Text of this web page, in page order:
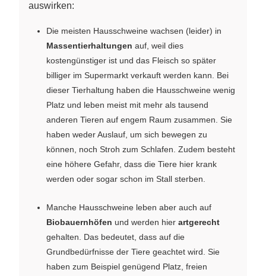
auswirken:
Die meisten Hausschweine wachsen (leider) in
Massentierhaltungen auf, weil dies
kostengünstiger ist und das Fleisch so später
billiger im Supermarkt verkauft werden kann. Bei
dieser Tierhaltung haben die Hausschweine wenig
Platz und leben meist mit mehr als tausend
anderen Tieren auf engem Raum zusammen. Sie
haben weder Auslauf, um sich bewegen zu
können, noch Stroh zum Schlafen. Zudem besteht
eine höhere Gefahr, dass die Tiere hier krank
werden oder sogar schon im Stall sterben.
Manche Hausschweine leben aber auch auf
Biobauernhöfen und werden hier artgerecht
gehalten. Das bedeutet, dass auf die
Grundbedürfnisse der Tiere geachtet wird. Sie
haben zum Beispiel genügend Platz, freien